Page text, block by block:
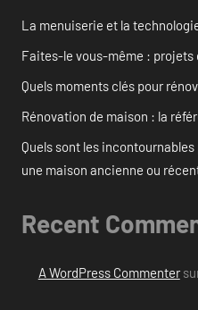
La menuiserie et la
Faites-le vous-même :
Quels moments clés pour
Rénovation de maison : la
Quels sont les
une maison ancienne ou
Recent
A WordPress Commenter